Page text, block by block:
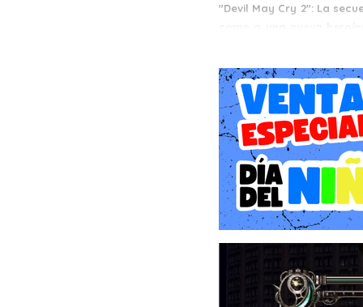
"Devil May Cry 2": La
"Devil May Cry 3:
muchos como uno de
Dante mientras se
La "Devil May Cry HD
experimentar los
remasterizados para
experiencia visualmente